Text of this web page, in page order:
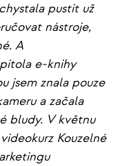
pustit už
nástroje,
A
e-knihy
jsem znala pouze
a začala
bludy. V květnu
Kouzelné